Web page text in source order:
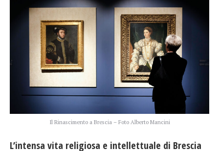
Il Rinascimento a Brescia – Foto Alberto Mancini
L’intensa vita religiosa e intellettuale di Brescia